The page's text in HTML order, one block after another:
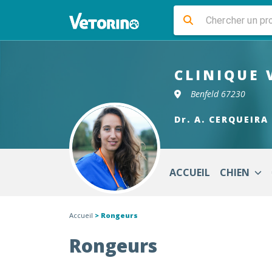
CLINIQUE
Benfeld 67230
Dr. A. CERQUEIRA
ACCUEIL CHIEN
Accueil > Rongeurs
Rongeurs